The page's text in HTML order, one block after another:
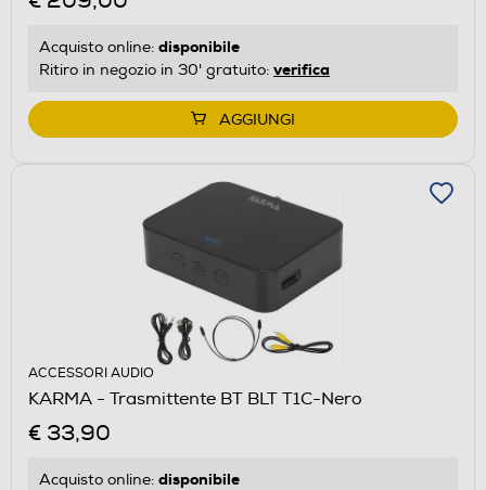
Acquisto online: disponibile
Ritiro in negozio in 30' gratuito: verifica
AGGIUNGI
ACCESSORI AUDIO
KARMA - Trasmittente BT BLT T1C-Nero
€ 33,90
Acquisto online: disponibile